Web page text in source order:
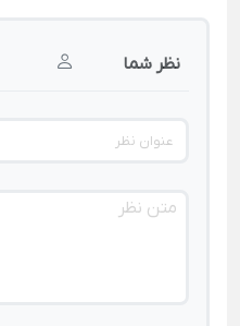
نظر شما